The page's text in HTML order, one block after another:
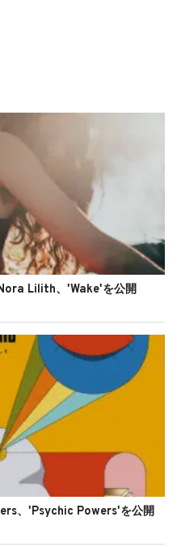
Lilith、'Wake'を公開
、'Psychic Powers'を公開